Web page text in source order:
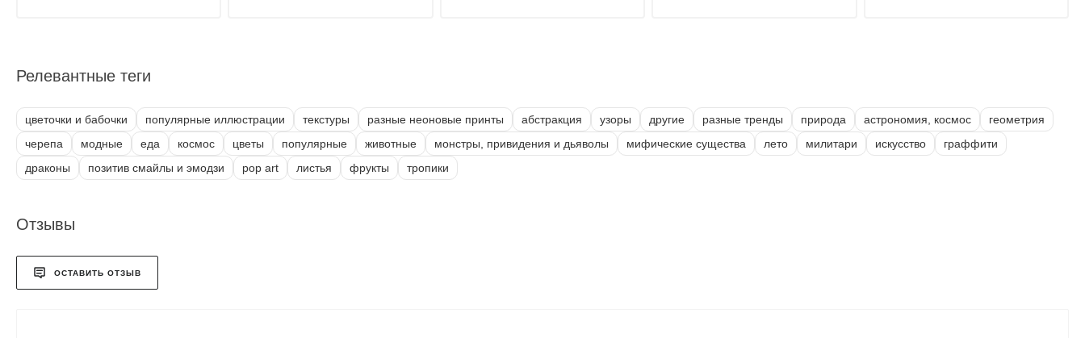
Релевантные теги
цветочки и бабочки популярные иллюстрации текстуры разные неоновые принты абстракция узоры другие разные тренды природа астрономия, космос
геометрия
черепа
модные еда космос цветы популярные животные монстры, привидения и дьяволы мифические существа лето милитари искусство
граффити
драконы
позитив смайлы и эмодзи pop art листья фрукты тропики
Отзывы
ОСТАВИТЬ ОТЗЫВ